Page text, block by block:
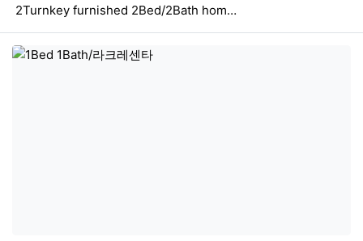
2Turnkey furnished 2Bed/2Bath hom…